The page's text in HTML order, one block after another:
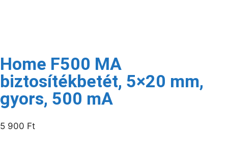
Home F500 MA
biztosítékbetét, 5×20 mm,
gyors, 500 mA
5 900 Ft